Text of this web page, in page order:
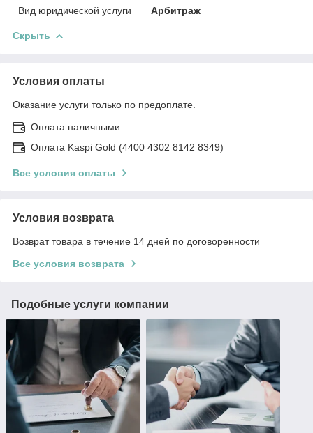
Вид юридической услуги Арбитраж
Скрыть
Условия оплаты
Оказание услуги только по предоплате.
Оплата наличными
Оплата Kaspi Gold (4400 4302 8142 8349)
Все условия оплаты
Условия возврата
Возврат товара в течение 14 дней по договоренности
Все условия возврата
Подобные услуги компании